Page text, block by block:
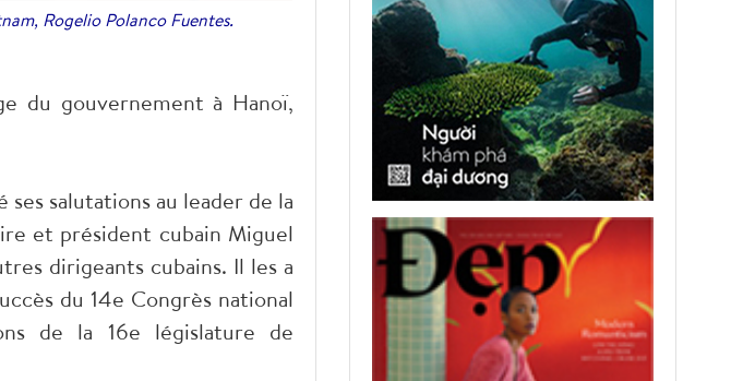
Rogelio Polanco Fuentes.
du gouvernement à Hanoï,
salutations au leader de la
et président cubain Miguel
dirigeants cubains. Il les a
du 14e Congrès national
de la 16e législature de